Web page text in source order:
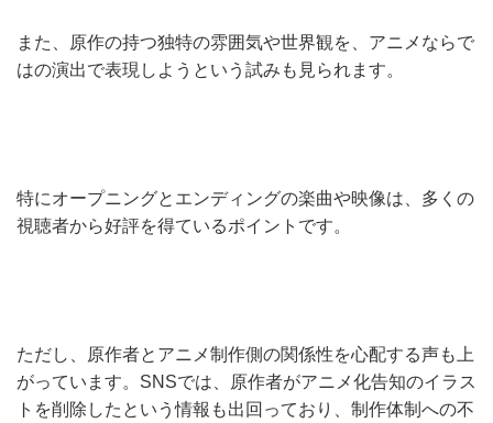
また、原作の持つ独特の雰囲気や世界観を、アニメならで
はの演出で表現しようという試みも見られます。
特にオープニングとエンディングの楽曲や映像は、多くの
視聴者から好評を得ているポイントです。
ただし、原作者とアニメ制作側の関係性を心配する声も上
がっています。SNSでは、原作者がアニメ化告知のイラス
トを削除したという情報も出回っており、制作体制への不